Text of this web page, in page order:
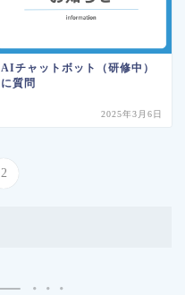
AIチャットボット（研修中）
に質問
2025年3月6日
2